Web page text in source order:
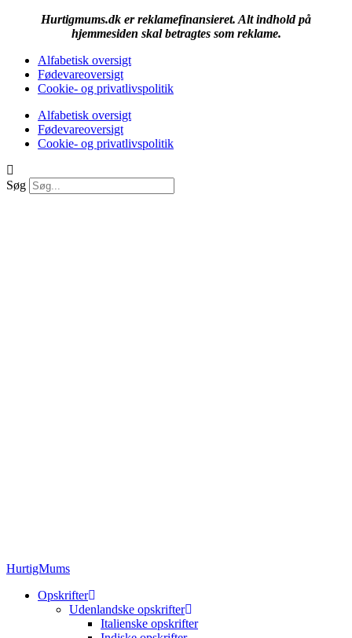
Hurtigmums.dk er reklamefinansieret. Alt indhold på
hjemmesiden skal betragtes som reklame.
Alfabetisk oversigt
Fødevareoversigt
Cookie- og privatlivspolitik
Alfabetisk oversigt
Fødevareoversigt
Cookie- og privatlivspolitik
Søg
HurtigMums
Opskrifter
Udenlandske opskrifter
Italienske opskrifter